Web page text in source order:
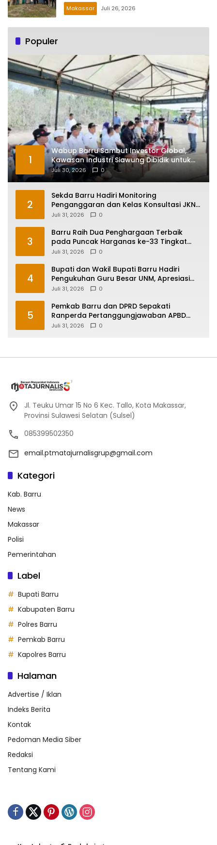
Makassar Juli 26, 2026
Populer
1
Wabup Barru Sambut Investor Global,
Kawasan Industri Siawung Dibidik untuk
Hilirisasi Bawang Putih
Juli 30, 2026 0
2
Sekda Barru Hadiri Monitoring
Penganggaran dan Kelas Konsultasi JKN
2026 Bersama BPJS Kesehatan di
Juli 31, 2026 0
3
Barru Raih Dua Penghargaan Terbaik
pada Puncak Harganas ke-33 Tingkat
Sulawesi Selatan
Juli 31, 2026 0
4
Bupati dan Wakil Bupati Barru Hadiri
Pengukuhan Guru Besar UNM, Apresiasi
Capaian Prof. Kamaruddin Hasan
Juli 31, 2026 0
5
Pemkab Barru dan DPRD Sepakati
Ranperda Pertanggungjawaban APBD
2025, Perkuat Komitmen Tata Kelola dan
Juli 31, 2026 0
Jl. Teuku Umar 15 No 6 Kec. Tallo, Kota Makassar,
Provinsi Sulawesi Selatan (Sulsel)
085399502350
email.ptmatajurnalisgrup@gmail.com
Kategori
Kab. Barru
News
Makassar
Polisi
Pemerintahan
Label
Bupati Barru
Kabupaten Barru
Polres Barru
Pemkab Barru
Kapolres Barru
Halaman
Advertise / Iklan
Indeks Berita
Kontak
Pedoman Media Siber
Redaksi
Tentang Kami